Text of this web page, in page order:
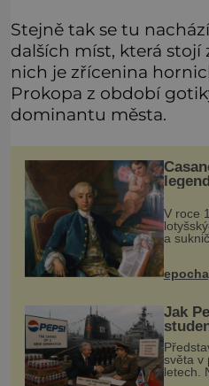
Stejně tak se tu
dalších míst, která stojí
nich je zřícenina
Prokopa z období
dominantu města.
V roce
a
Jeho
Jak
světa v
letech.